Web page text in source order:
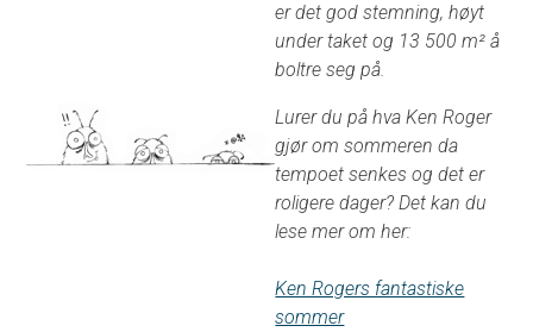
er det god stemning, høyt
under taket og 13 500 m² å
boltre seg på.
Lurer du på hva Ken Roger
gjør om sommeren da
tempoet senkes og det er
roligere dager? Det kan du
lese mer om her:
Ken Rogers fantastiske
sommer